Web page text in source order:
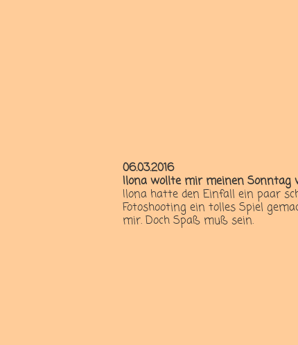
06.03.2016
Ilona wollte mir meinen Sonntag
Ilona hatte den Einfall ein paar
Fotoshooting ein tolles Spiel
mir. Doch Spaß muß sein.